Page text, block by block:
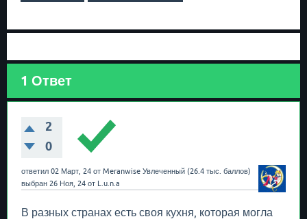
1 Ответ
2
0
ответил 02 Март, 24 от Meranwise Увлеченный (26.4 тыс. баллов)
выбран 26 Ноя, 24 от L.u.n.a
В разных странах есть своя кухня, которая могла